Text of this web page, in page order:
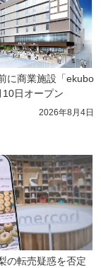
に商業施設「ekubo
日オープン
2026年8月4日
の転売疑惑を否定